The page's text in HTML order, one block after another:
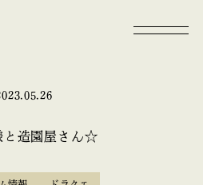
と造園屋さん☆